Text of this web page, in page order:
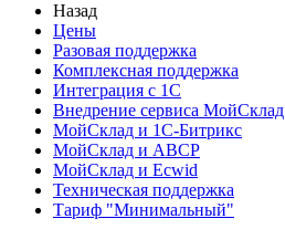
Назад
Цены
Разовая поддержка
Комплексная поддержка
Интеграция с 1С
Внедрение сервиса МойСклад
МойСклад и 1С-Битрикс
МойСклад и ABCP
МойСклад и Ecwid
Техническая поддержка
Тариф "Минимальный"